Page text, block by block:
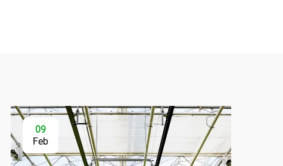
09
Feb